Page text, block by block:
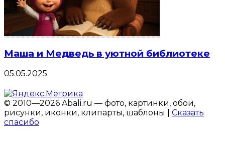
Маша и Медведь в уютной библиотеке
05.05.2025
© 2010—2026 Abali.ru — фото, картинки, обои,
рисунки, иконки, клипарты, шаблоны | Сказать
спасибо